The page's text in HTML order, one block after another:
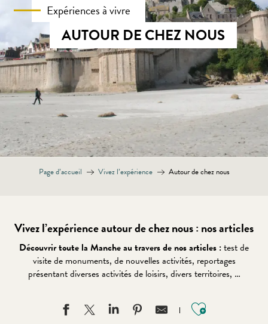
Expériences à vivre
AUTOUR DE CHEZ NOUS
Page d’accueil Vivez l’expérience Autour de chez nous
Vivez l’expérience autour de chez nous : nos articles
Découvrir toute la Manche au travers de nos articles :test de
visite de monuments, de nouvelles activités, reportages
présentant diverses activités de loisirs, divers territoires, …
Ajouter